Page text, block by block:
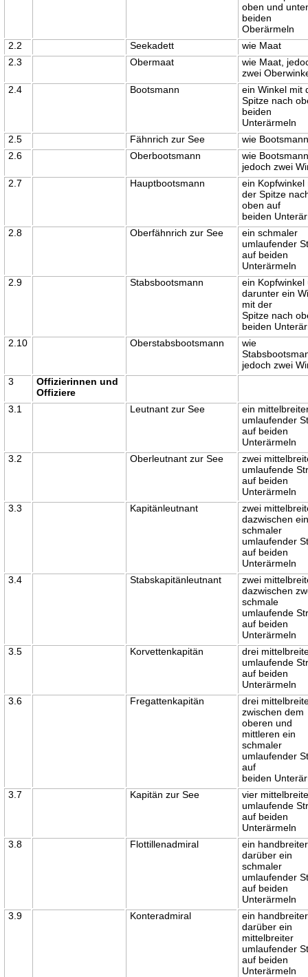
oben und
beiden
Oberärmeln
2.2
Seekadett
wie Maat
2.3
Obermaat
wie Maat,
zwei
2.4
Bootsmann
ein Winkel mit
Spitze nach
beiden
Unterärmeln
2.5
Fähnrich zur See
wie
2.6
Oberbootsmann
wie
jedoch zwei
2.7
Hauptbootsmann
ein Kopfwinkel
der Spitze
oben auf
beiden
2.8
Oberfähnrich zur See
ein schmaler
umlaufender
auf beiden
Unterärmeln
2.9
Stabsbootsmann
ein Kopfwinkel
darunter ein
mit der
Spitze nach
beiden
2.10
Oberstabsbootsmann
wie
jedoch zwei
3
Offizierinnen und
Offiziere
3.1
Leutnant zur See
ein
umlaufender
auf beiden
Unterärmeln
3.2
Oberleutnant zur See
zwei
umlaufende
auf beiden
Unterärmeln
3.3
Kapitänleutnant
zwei
dazwischen
schmaler
umlaufender
auf beiden
Unterärmeln
3.4
Stabskapitänleutnant
zwei
dazwischen
schmale
umlaufende
auf beiden
Unterärmeln
3.5
Korvettenkapitän
drei
umlaufende
auf beiden
Unterärmeln
3.6
Fregattenkapitän
drei
zwischen dem
oberen und
mittleren ein
schmaler
umlaufender
auf
beiden
3.7
Kapitän zur See
vier
umlaufende
auf beiden
Unterärmeln
3.8
Flottillenadmiral
ein
darüber ein
schmaler
umlaufender
auf beiden
Unterärmeln
3.9
Konteradmiral
ein
darüber ein
mittelbreiter
umlaufender
auf beiden
Unterärmeln